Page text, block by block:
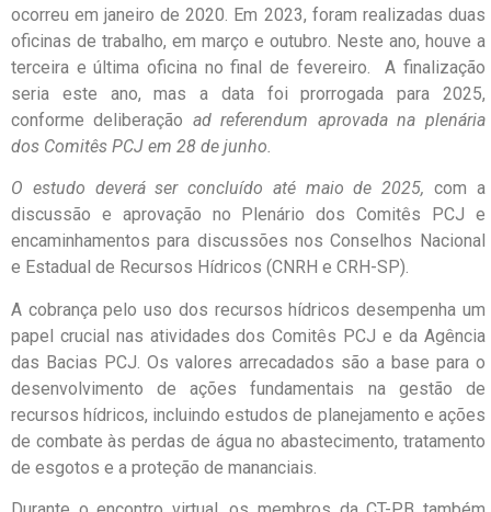
ocorreu em janeiro de 2020. Em 2023, foram realizadas duas
oficinas de trabalho, em março e outubro. Neste ano, houve a
terceira e última oficina no final de fevereiro. A finalização
seria este ano, mas a data foi prorrogada para 2025,
conforme deliberação ad referendum aprovada na plenária
dos Comitês PCJ em 28 de junho.
O estudo deverá ser concluído até maio de 2025,com a
discussão e aprovação no Plenário dos Comitês PCJ e
encaminhamentos para discussões nos Conselhos Nacional
e Estadual de Recursos Hídricos (CNRH e CRH-SP).
A cobrança pelo uso dos recursos hídricos desempenha um
papel crucial nas atividades dos Comitês PCJ e da Agência
das Bacias PCJ. Os valores arrecadados são a base para o
desenvolvimento de ações fundamentais na gestão de
recursos hídricos, incluindo estudos de planejamento e ações
de combate às perdas de água no abastecimento, tratamento
de esgotos e a proteção de mananciais.